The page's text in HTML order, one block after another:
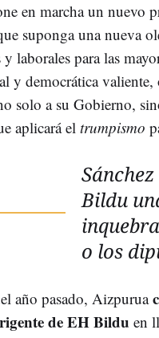
en marcha un nuevo
suponga una nueva
y laborales para las
y democrática valiente,
solo a su Gobierno,
aplicará el trumpismo
Bildu
o los
año pasado, Aizpurua
de EH Bildu en